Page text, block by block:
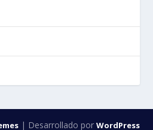
| Desarrollado por WordPress